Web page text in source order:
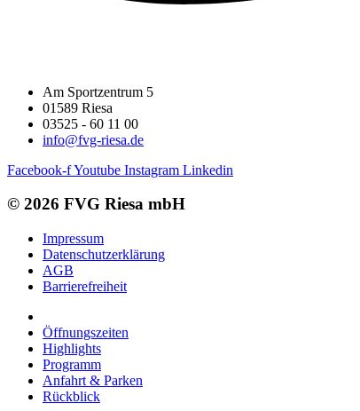
Am Sportzentrum 5
01589 Riesa
03525 - 60 11 00
info@fvg-riesa.de
Facebook-fYoutube Instagram Linkedin
© 2026 FVG Riesa mbH
Impressum
Datenschutzerklärung
AGB
Barrierefreiheit
Öffnungszeiten
Highlights
Programm
Anfahrt & Parken
Rückblick